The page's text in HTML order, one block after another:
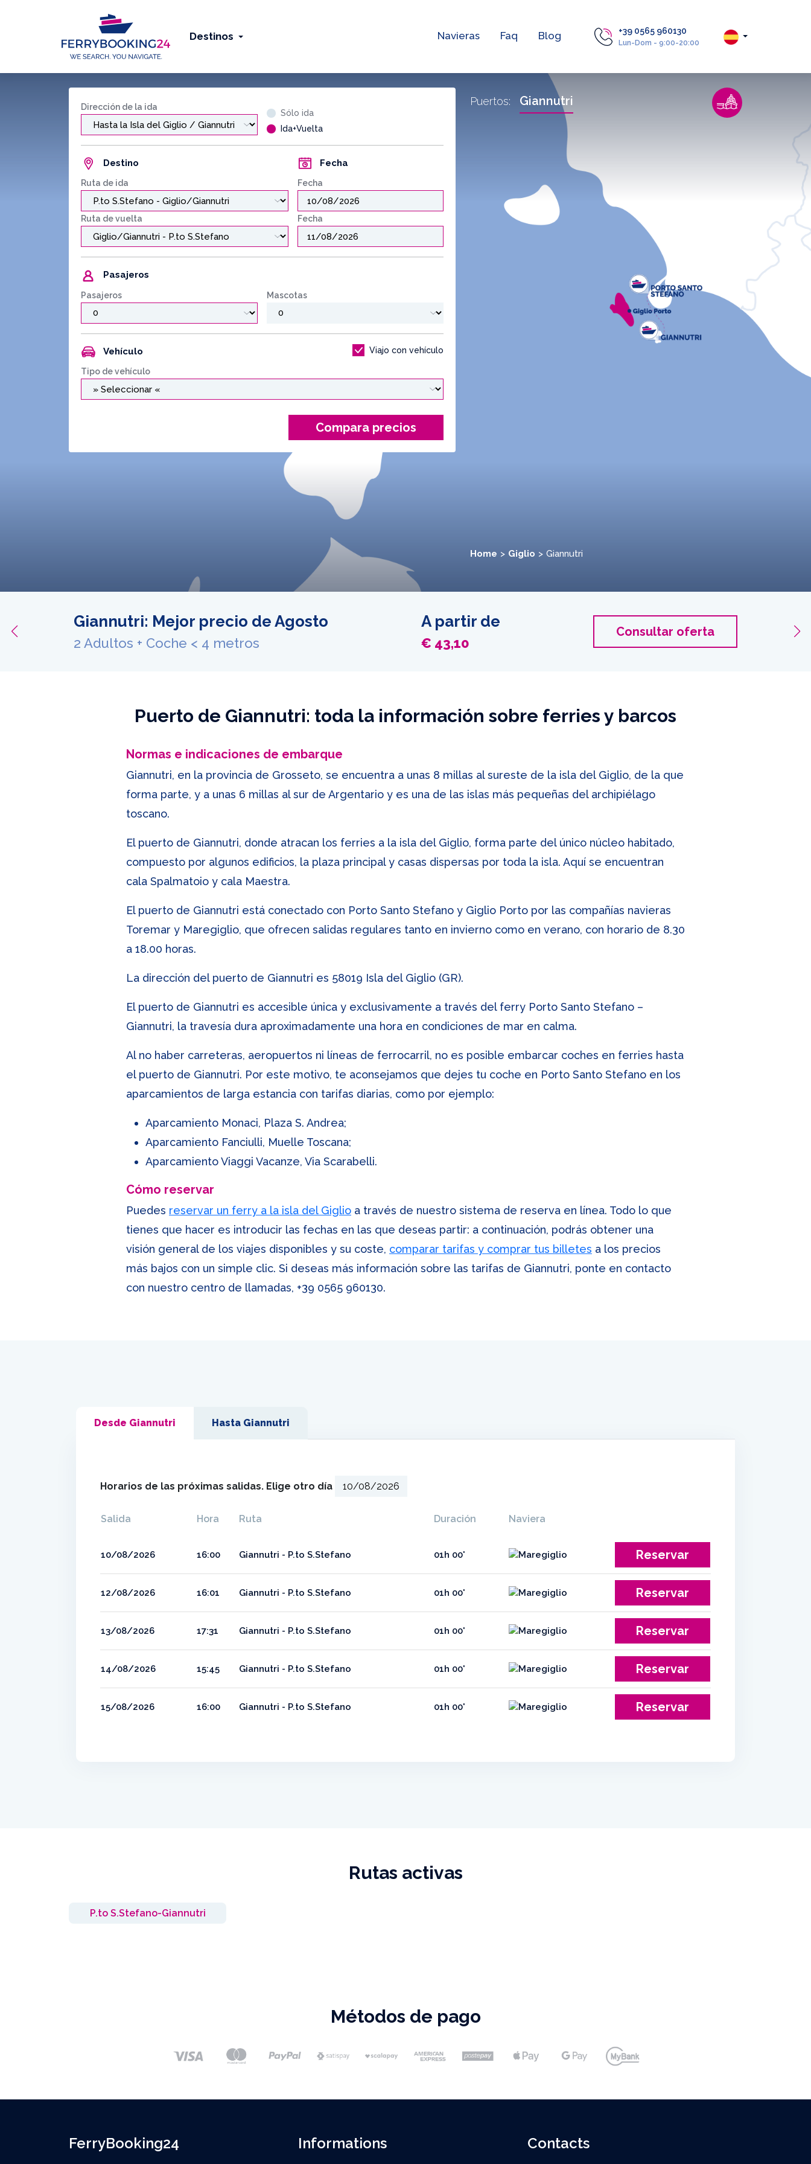
Destinos Navieras Faq Blog +39 0565 960130
Lun-Dom - 9:00-20:00
Dirección de la ida
Sólo ida
Ida+Vuelta
Destino
Ruta de ida
Fecha
Fecha
Ruta de vuelta Fecha
Pasajeros
Pasajeros Mascotas
Vehículo Viajo con vehículo
Tipo de vehículo
Compara precios
Puertos: Giannutri
Home Giglio Giannutri
Giannutri: Mejor precio de Agosto
2 Adultos + Coche < 4 metros
A partir de
€ 43,10
Consultar oferta
2
Puerto de Giannutri: toda la información sobre ferries y barcos
Normas e indicaciones de embarque
Giannutri, en la provincia de Grosseto, se encuentra a unas 8 millas al sureste de la isla del Giglio, de la que
forma parte, y a unas 6 millas al sur de Argentario y es una de las islas más pequeñas del archipiélago
toscano.
El puerto de Giannutri, donde atracan los ferries a la isla del Giglio, forma parte del único núcleo habitado,
compuesto por algunos edificios, la plaza principal y casas dispersas por toda la isla. Aquí se encuentran
cala Spalmatoio y cala Maestra.
El puerto de Giannutri está conectado con Porto Santo Stefano y Giglio Porto por las compañías navieras
Toremar y Maregiglio, que ofrecen salidas regulares tanto en invierno como en verano, con horario de 8.30
a 18.00 horas.
La dirección del puerto de Giannutri es 58019 Isla del Giglio (GR).
El puerto de Giannutri es accesible única y exclusivamente a través del ferry Porto Santo Stefano –
Giannutri, la travesía dura aproximadamente una hora en condiciones de mar en calma.
Al no haber carreteras, aeropuertos ni líneas de ferrocarril, no es posible embarcar coches en ferries hasta
el puerto de Giannutri. Por este motivo, te aconsejamos que dejes tu coche en Porto Santo Stefano en los
aparcamientos de larga estancia con tarifas diarias, como por ejemplo:
Aparcamiento Monaci, Plaza S. Andrea;
Aparcamiento Fanciulli, Muelle Toscana;
Aparcamiento Viaggi Vacanze, Via Scarabelli.
Cómo reservar
Puedes reservar un ferry a la isla del Giglio a través de nuestro sistema de reserva en línea. Todo lo que
tienes que hacer es introducir las fechas en las que deseas partir: a continuación, podrás obtener una
visión general de los viajes disponibles y su coste, comparar tarifas y comprar tus billetes a los precios
más bajos con un simple clic. Si deseas más información sobre las tarifas de Giannutri, ponte en contacto
con nuestro centro de llamadas, +39 0565 960130.
Desde Giannutri Hasta Giannutri
Horarios de las próximas salidas. Elige otro día
Salida Hora Ruta Duración Naviera
10/08/2026 16:00 Giannutri - P.to S.Stefano 01h 00' Reservar
12/08/2026 16:01 Giannutri - P.to S.Stefano 01h 00' Reservar
13/08/2026 17:31 Giannutri - P.to S.Stefano 01h 00' Reservar
14/08/2026 15:45 Giannutri - P.to S.Stefano 01h 00' Reservar
15/08/2026 16:00 Giannutri - P.to S.Stefano 01h 00' Reservar
Rutas activas
P.to S.Stefano-Giannutri
Métodos de pago
FerryBooking24 Informations Contacts